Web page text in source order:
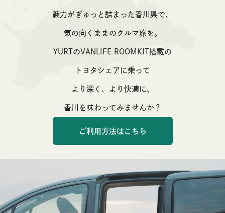
魅力がぎゅっと詰まった香川県で、
気の向くままのクルマ旅を。
YURTのVANLIFE ROOMKIT搭載の
トヨタシェアに乗って
より深く、より快適に、
香川を味わってみませんか？
ご利用方法はこちら